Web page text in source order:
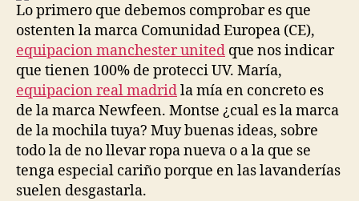
Lo primero que debemos comprobar es que
ostenten la marca Comunidad Europea (CE),
equipacion manchester united que nos indicar
que tienen 100% de protecci UV. María,
equipacion real madridla mía en concreto es
de la marca Newfeen. Montse ¿cual es la marca
de la mochila tuya? Muy buenas ideas, sobre
todo la de no llevar ropa nueva o a la que se
tenga especial cariño porque en las lavanderías
suelen desgastarla.